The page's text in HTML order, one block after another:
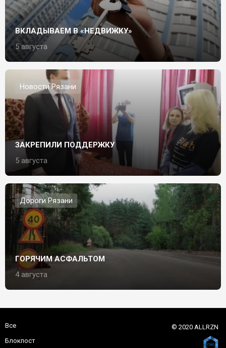
ВКЛАДЫВАЕМ В «НЕДВИЖКУ»
5 августа
Новости Рязани
ЗАКРЕПИЛИ ПОДДЕРЖКУ
5 августа
Дороги Рязани
ГОРЯЧИМ АСФАЛЬТОМ
4 августа
Все
Блокпост
© 2020 ALLRZN